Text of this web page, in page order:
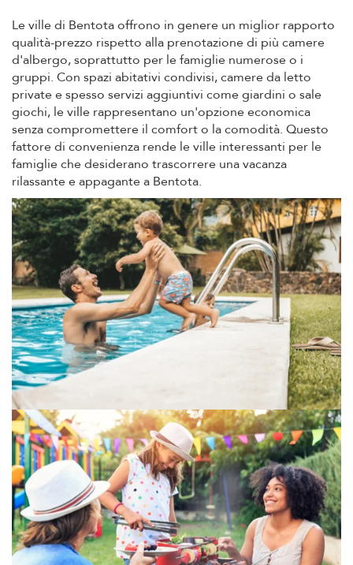
Le ville di Bentota offrono in genere un miglior rapporto
qualità-prezzo rispetto alla prenotazione di più camere
d'albergo, soprattutto per le famiglie numerose o i
gruppi. Con spazi abitativi condivisi, camere da letto
private e spesso servizi aggiuntivi come giardini o sale
giochi, le ville rappresentano un'opzione economica
senza compromettere il comfort o la comodità. Questo
fattore di convenienza rende le ville interessanti per le
famiglie che desiderano trascorrere una vacanza
rilassante e appagante a Bentota.